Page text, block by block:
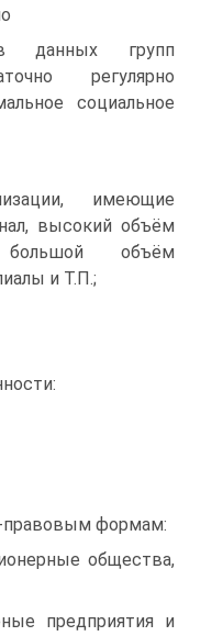
данных групп
регулярно
социальное
имеющие
высокий объём
объём
и Т.П.;
правовым формам:
общества,
предприятия и